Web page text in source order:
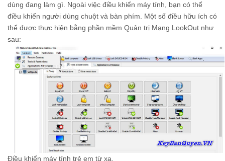
dùng đang làm gì. Ngoài việc điều khiển máy tính, bạn có thể
điều khiển người dùng chuột và bàn phím. Một số điều hữu ích có
thể được thực hiện bằng phần mềm Quản trị Mạng LookOut như
sau:
Điều khiển máy tính trẻ em từ xa.